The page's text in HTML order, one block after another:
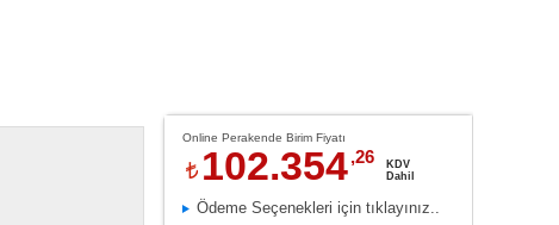
Online Perakende Birim Fiyatı
102.354,26
KDV
Dahil
Ödeme Seçenekleri için tıklayınız..